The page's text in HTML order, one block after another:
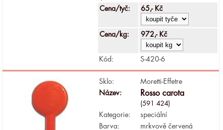
Cena/tyč: 65,- Kč
Cena/kg: 972,- Kč
Kód: S-420-6
Sklo:
Moretti-Effetre
Název:
Rosso carota
(591 424)
Kategorie:
speciální
Barva:
mrkvově červená